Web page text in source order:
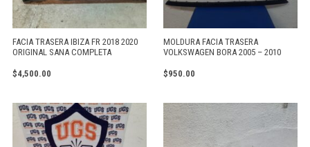
FACIA TRASERA IBIZA FR 2018 2020
ORIGINAL SANA COMPLETA
$4,500.00
MOLDURA FACIA TRASERA
VOLKSWAGEN BORA 2005 – 2010
$950.00